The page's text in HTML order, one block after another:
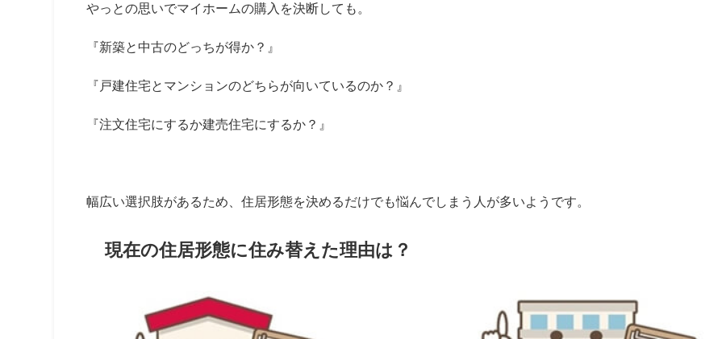
やっとの思いでマイホームの購入を決断しても。
『新築と中古のどっちが得か？』
『戸建住宅とマンションのどちらが向いているのか？』
『注文住宅にするか建売住宅にするか？』
幅広い選択肢があるため、住居形態を決めるだけでも悩んでしまう人が多いようです。
現在の住居形態に住み替えた理由は？